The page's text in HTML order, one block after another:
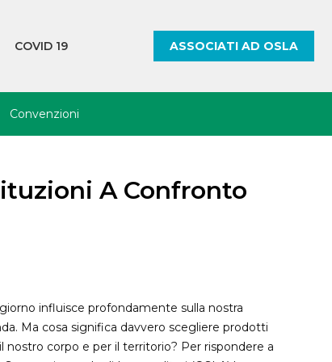
ASSOCIATI AD OSLA
COVID 19
Decreti e Circolari
Fornitori dispositivi
Corso RSPP
Rischi specifici
Corso carrello elevatore
(Muletto)
Convenzioni
Automezzi
Immobiliare/edilizia
Servizi alla Persona
A Confronto
influisce profondamente sulla nostra
Ma cosa significa davvero scegliere prodotti
nostro corpo e per il territorio? Per rispondere a